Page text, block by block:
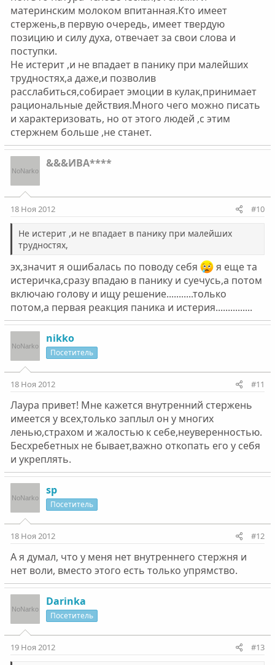
материнским молоком впитанная.Кто имеет
стержень,в первую очередь, имеет твердую
позицию и силу духа, отвечает за свои слова и
поступки.
Не истерит ,и не впадает в панику при малейших
трудностях,а даже,и позволив
расслабиться,собирает эмоции в кулак,принимает
рациональные действия.Много чего можно писать
и характеризовать, но от этого людей ,с этим
стержнем больше ,не станет.
&&&ИВА****
18 Ноя 2012 #10
Не истерит ,и не впадает в панику при малейших
трудностях,
эх,значит я ошибалась по поводу себя
я еще та
истеричка,сразу впадаю в панику и суечусь,а потом
включаю голову и ищу решение...........только
потом,а первая реакция паника и истерия...............
nikko
Посетитель
18 Ноя 2012 #11
Лаура привет! Мне кажется внутренний стержень
имеется у всех,только заплыл он у многих
ленью,страхом и жалостью к себе,неуверенностью.
Бесхребетных не бывает,важно откопать его у себя
и укреплять.
sp
Посетитель
18 Ноя 2012 #12
А я думал, что у меня нет внутреннего стержня и
нет воли, вместо этого есть только упрямство.
Darinka
Посетитель
19 Ноя 2012 #13